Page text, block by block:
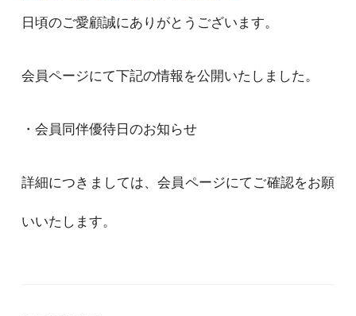
日頃のご愛顧誠にありがとうございます。
会員ページにて下記の情報を公開いたしました。
・会員同伴優待日のお知らせ
詳細につきましては、会員ページにてご確認をお願
いいたします。